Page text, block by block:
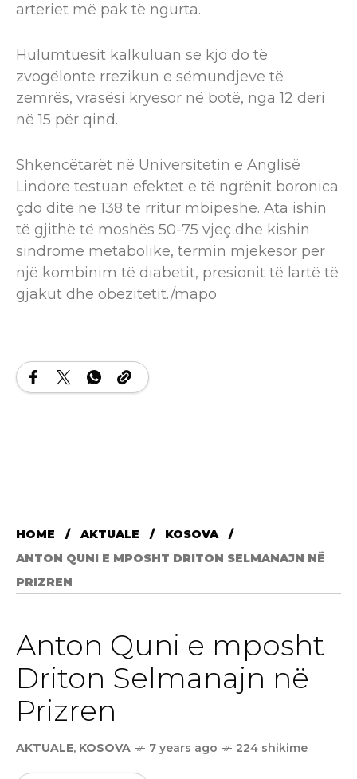
arteriet më pak të ngurta.
Hulumtuesit kalkuluan se kjo do të
zvogëlonte rrezikun e sëmundjeve të
zemrës, vrasësi kryesor në botë, nga 12 deri
në 15 për qind.
Shkencëtarët në Universitetin e Anglisë
Lindore testuan efektet e të ngrënit boronica
çdo ditë në 138 të rritur mbipeshë. Ata ishin
të gjithë të moshës 50-75 vjeç dhe kishin
sindromë metabolike, termin mjekësor për
një kombinim të diabetit, presionit të lartë të
gjakut dhe obezitetit./mapo
HOME AKTUALE
KOSOVA
ANTON QUNI E MPOSHT DRITON SELMANAJN NË
PRIZREN
Anton Quni e mposht
Driton Selmanajn në
Prizren
AKTUALE, KOSOVA 7 years ago 224 shikime